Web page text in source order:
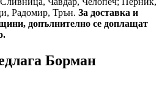
Радомир, Трън. За доставка и
допълнително се доплащат
Борман